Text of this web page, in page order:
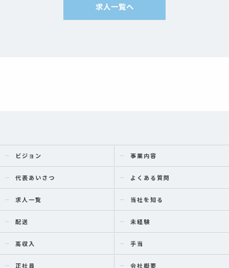
求人一覧へ
ビジョン 事業内容
代表あいさつ よくある質問
求人一覧 当社を知る
配送 未経験
高収入 手当
正社員 会社概要